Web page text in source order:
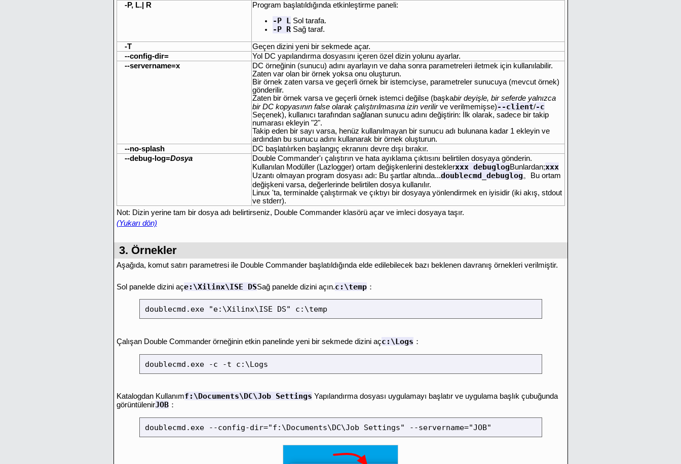
-P, L.| R
Program başlatıldığında etkinleştirme paneli:
-P L Sol tarafa.
-P RSağ taraf.
-T
Geçen dizini yeni bir sekmede açar.
--config-dir=
Yol DC yapılandırma dosyasını içeren özel dizin yolunu ayarlar.
--servername=x
DC örneğinin (sunucu) adını ayarlayın ve daha sonra parametreleri iletmek için kullanılabilir.
Zaten var olan bir örnek yoksa onu oluşturun.
Bir örnek zaten varsa ve geçerli örnek bir istemciyse, parametreler sunucuya (mevcut örnek)
gönderilir.
Zaten bir örnek varsa ve geçerli örnek istemci değilse (başkabir deyişle, bir seferde yalnızca
bir DC kopyasının false olarak çalıştırılmasına izin verilirve verilmemişse)--client/-c
Seçenek), kullanıcı tarafından sağlanan sunucu adını değiştirin: İlk olarak, sadece bir takip
numarası ekleyin "2".
Takip eden bir sayı varsa, henüz kullanılmayan bir sunucu adı bulunana kadar 1 ekleyin ve
ardından bu sunucu adını kullanarak bir örnek oluşturun.
--no-splash
DC başlatılırken başlangıç ekranını devre dışı bırakır.
--debug-log=Dosya
Double Commander'ı çalıştırın ve hata ayıklama çıktısını belirtilen dosyaya gönderin.
Kullanılan Modüller (Lazlogger) ortam değişkenlerini desteklerxxx_debuglogBunlardan;xxx
Uzantı olmayan program dosyası adı: Bu şartlar altında...doublecmd_debuglog。Bu ortam
değişkeni varsa, değerlerinde belirtilen dosya kullanılır.
Linux 'ta, terminalde çalıştırmak ve çıktıyı bir dosyaya yönlendirmek en iyisidir (iki akış, stdout
ve stderr).
Not: Dizin yerine tam bir dosya adı belirtirseniz, Double Commander klasörü açar ve imleci dosyaya taşır.
(Yukarı dön)
3. Örnekler
Aşağıda, komut satırı parametresi ile Double Commander başlatıldığında elde edilebilecek bazı beklenen davranış örnekleri verilmiştir.
Sol panelde dizini açe:\Xilinx\ISE DSSağ panelde dizini açın.c:\temp：
doublecmd.exe "e:\Xilinx\ISE DS" c:\temp
Çalışan Double Commander örneğinin etkin panelinde yeni bir sekmede dizini açc:\Logs ：
doublecmd.exe -c -t c:\Logs
Katalogdan Kullanımf:\Documents\DC\Job Settings Yapılandırma dosyası uygulamayı başlatır ve uygulama başlık çubuğunda
görüntülenirJOB：
doublecmd.exe --config-dir="f:\Documents\DC\Job Settings" --servername="JOB"